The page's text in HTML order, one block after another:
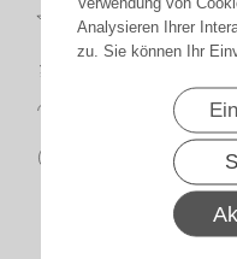
Analysieren Ihrer
zu. Sie können Ihr
Top
Bewertungen
schnelle
Rückgaberecht